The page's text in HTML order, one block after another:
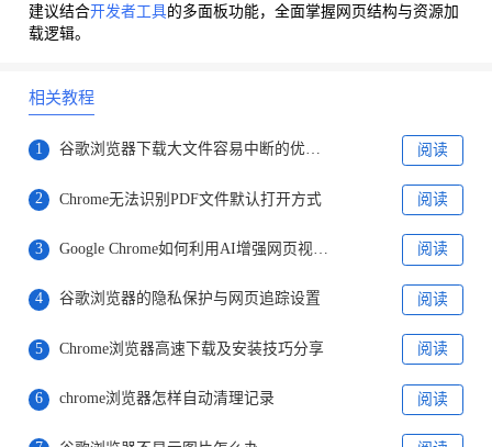
建议结合开发者工具的多面板功能，全面掌握网页结构与资源加
载逻辑。
相关教程
1 谷歌浏览器下载大文件容易中断的优化策略 阅读
2 Chrome无法识别PDF文件默认打开方式 阅读
3 阅读
4 谷歌浏览器的隐私保护与网页追踪设置 阅读
5 Chrome浏览器高速下载及安装技巧分享 阅读
6 chrome浏览器怎样自动清理记录 阅读